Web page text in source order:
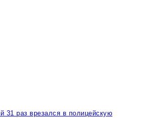
31 раз врезался в полицейскую